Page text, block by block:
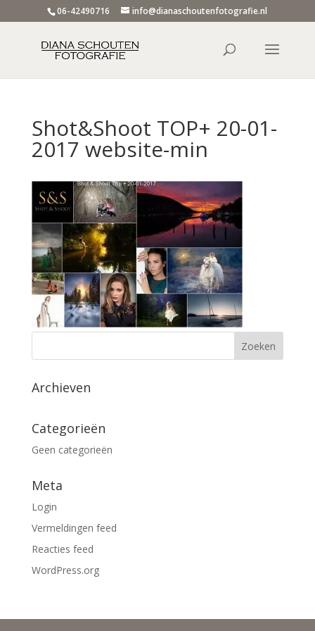
06-42490716 info@dianaschoutenfotografie.nl
Shot&Shoot TOP+ 20-01-
2017 website-min
Archieven
Categorieën
Geen categorieën
Meta
Login
Vermeldingen feed
Reacties feed
WordPress.org